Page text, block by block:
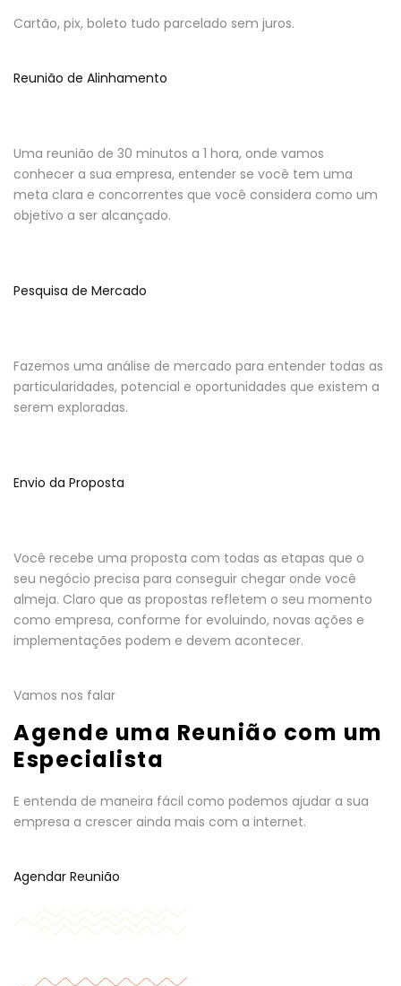
Cartão, pix, boleto tudo parcelado sem juros.
Reunião de Alinhamento
Uma reunião de 30 minutos a 1 hora, onde vamos
conhecer a sua empresa, entender se você tem uma
meta clara e concorrentes que você considera como um
objetivo a ser alcançado.
Pesquisa de Mercado
Fazemos uma análise de mercado para entender todas as
particularidades, potencial e oportunidades que existem a
serem exploradas.
Envio da Proposta
Você recebe uma proposta com todas as etapas que o
seu negócio precisa para conseguir chegar onde você
almeja. Claro que as propostas refletem o seu momento
como empresa, conforme for evoluindo, novas ações e
implementações podem e devem acontecer.
Vamos nos falar
Agende uma Reunião com um
Especialista
E entenda de maneira fácil como podemos ajudar a sua
empresa a crescer ainda mais com a internet.
Agendar Reunião